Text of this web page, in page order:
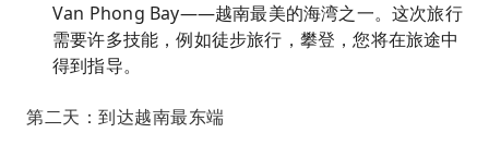
Van Phong Bay——越南最美的海湾之一。这次旅行
需要许多技能，例如徒步旅行，攀登，您将在旅途中
得到指导。
第二天：到达越南最东端